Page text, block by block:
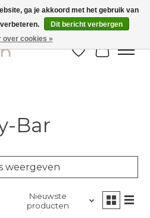
nu in de winkel - selectie online
Verlanglijst
Bar
weergeven
Nieuwste
producten
ga je akkoord met het gebruik van
Dit bericht verbergen
over cookies »